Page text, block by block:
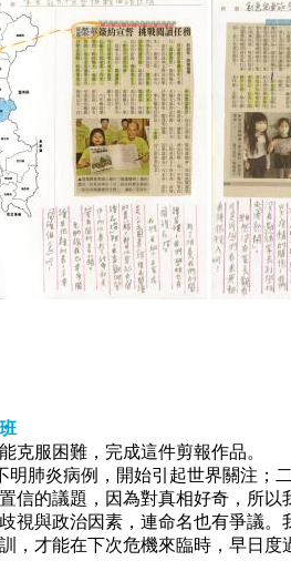
服困難，完成這件剪報作品。
肺炎病例，開始引起世界關注；
信的議題，因為對真相好奇，所以
視與政治因素，連命名也有爭議。
，才能在下次危機來臨時，早日度